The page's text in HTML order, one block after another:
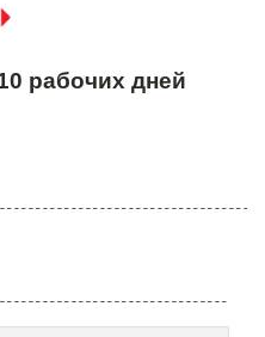
рабочих дней